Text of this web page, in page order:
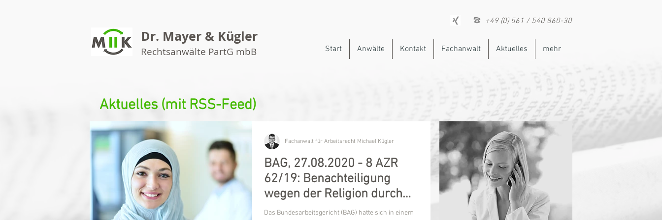
Dr. Mayer & Kügler
Rechtsanwälte PartG mbB
+49 (0) 561 / 540 860-30
Start Anwälte Kontakt Fachanwalt Aktuelles mehr
Aktuelles (mit RSS-Feed)
BAG, 27.08.2020 - 8 AZR
62/19: Benachteiligung
wegen der Religion durch
Kopftuchverbot?
Das Bundesarbeitsgericht (BAG) hatte sich in einem
Fachanwalt für Arbeitsrecht Michael Kügler